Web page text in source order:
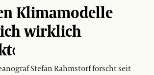
Klimamodelle
wirklich
Stefan Rahmstorf forscht seit